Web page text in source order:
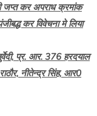
कर अपराध क्रमांक
कर विवेचना मे लिया
प्र. आर. 376 हरदयाल
नीतेन्द्र सिंह, आर0